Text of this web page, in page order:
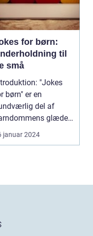
for børn:
til
små
"Jokes
børn" er en
del af
glæder.
enkle og sjove
januar 2024